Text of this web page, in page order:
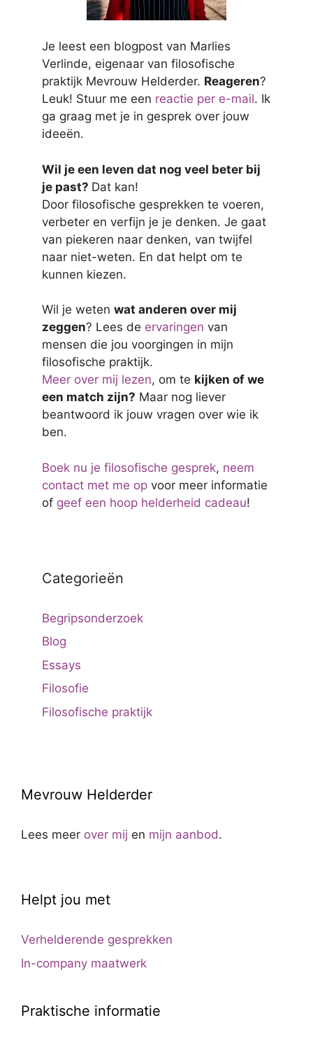
Je leest een blogpost van Marlies
Verlinde, eigenaar van filosofische
praktijk Mevrouw Helderder. Reageren?
Leuk! Stuur me een reactie per e-mail. Ik
ga graag met je in gesprek over jouw
ideeën.
Wil je een leven dat nog veel beter bij
je past? Dat kan!
Door filosofische gesprekken te voeren,
verbeter en verfijn je je denken. Je gaat
van piekeren naar denken, van twijfel
naar niet-weten. En dat helpt om te
kunnen kiezen.
Wil je weten wat anderen over mij
zeggen? Lees de ervaringen van
mensen die jou voorgingen in mijn
filosofische praktijk.
Meer over mij lezen, om te kijken of we
een match zijn? Maar nog liever
beantwoord ik jouw vragen over wie ik
ben.
Boek nu je filosofische gesprek, neem
contact met me op voor meer informatie
of geef een hoop helderheid cadeau!
Categorieën
Begripsonderzoek
Blog
Essays
Filosofie
Filosofische praktijk
Mevrouw Helderder
Lees meer over mij en mijn aanbod.
Helpt jou met
Verhelderende gesprekken
In-company maatwerk
Praktische informatie